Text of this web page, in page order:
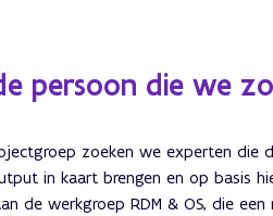
persoon die we
zoeken we experten
in kaart brengen en op basis
de werkgroep RDM & OS, die